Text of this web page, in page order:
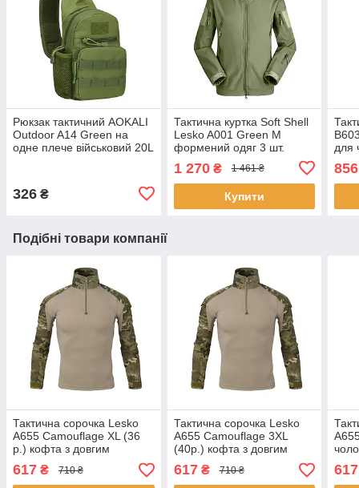
Рюкзак тактичний AOKALI
Outdoor A14 Green на
одне плече військовий 20L
326 ₴
Тактична куртка Soft Shell
Lesko A001 Green M
формений одяг 3 шт.
1 270₴ 1 461 ₴
Купити
для
856
Подібні товари компанії
Тактична сорочка Lesko
A655 Camouflage XL (36
р.) кофта з довгим
рукавом убокс 6 шт.
617 ₴ 710 ₴
Тактична сорочка Lesko
A655 Camouflage 3XL
(40р.) кофта з довгим
рукавом 7 шт.
617₴ 710 ₴ 617